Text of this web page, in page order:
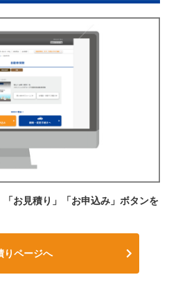
お見積り」「お申込み」ボタンを
りページへ